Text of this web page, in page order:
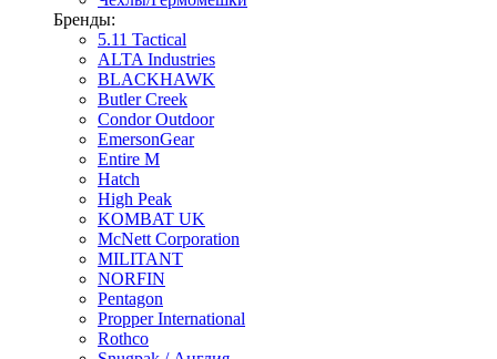
Бренды:
5.11 Tactical
ALTA Industries
BLACKHAWK
Butler Creek
Condor Outdoor
EmersonGear
Entire M
Hatch
High Peak
KOMBAT UK
McNett Corporation
MILITANT
NORFIN
Pentagon
Propper International
Rothco